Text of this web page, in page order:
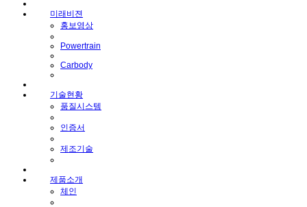
미래비젼
홍보영상
Powertrain
Carbody
기술현황
품질시스템
인증서
제조기술
제품소개
체인